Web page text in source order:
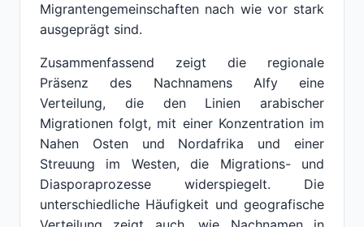
Migrantengemeinschaften nach wie vor stark
ausgeprägt sind.
Zusammenfassend zeigt die regionale
Präsenz des Nachnamens Alfy eine
Verteilung, die den Linien arabischer
Migrationen folgt, mit einer Konzentration im
Nahen Osten und Nordafrika und einer
Streuung im Westen, die Migrations- und
Diasporaprozesse widerspiegelt. Die
unterschiedliche Häufigkeit und geografische